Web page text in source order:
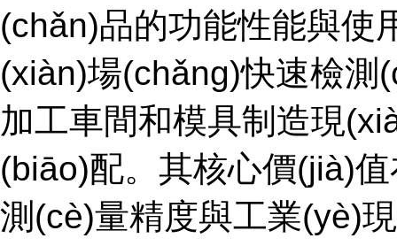
(chǎn)品的功能性能與使
(xiàn)場(chǎng)快速檢測
加工車間和模具制造現
(biāo)配。其核心價(jià)
測(cè)量精度與工業(yè)